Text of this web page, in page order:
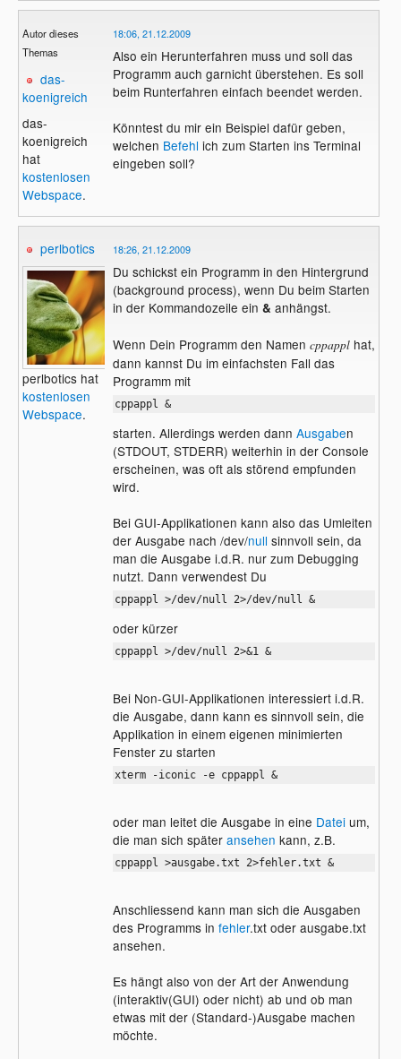
Autor dieses
Themas
das-
koenigreich
das-
koenigreich
hat
kostenlosen
Webspace.
18:06, 21.12.2009
Also ein Herunterfahren muss und soll das
Programm auch garnicht überstehen. Es soll
beim Runterfahren einfach beendet werden.
Könntest du mir ein Beispiel dafür geben,
welchen Befehl ich zum Starten ins Terminal
eingeben soll?
perlbotics
perlbotics hat
kostenlosen
Webspace.
18:26, 21.12.2009
Du schickst ein Programm in den Hintergrund
(background process), wenn Du beim Starten
in der Kommandozeile ein & anhängst.
Wenn Dein Programm den Namen cppapplhat,
dann kannst Du im einfachsten Fall das
Programm mit
cppappl &
starten. Allerdings werden dann Ausgaben
(STDOUT, STDERR) weiterhin in der Console
erscheinen, was oft als störend empfunden
wird.
Bei GUI-Applikationen kann also das Umleiten
der Ausgabe nach /dev/null sinnvoll sein, da
man die Ausgabe i.d.R. nur zum Debugging
nutzt. Dann verwendest Du
cppappl >/dev/null 2>/dev/null &
oder kürzer
cppappl >/dev/null 2>&1 &
Bei Non-GUI-Applikationen interessiert i.d.R.
die Ausgabe, dann kann es sinnvoll sein, die
Applikation in einem eigenen minimierten
Fenster zu starten
xterm -iconic -e cppappl &
oder man leitet die Ausgabe in eine Dateium,
die man sich später ansehen kann, z.B.
cppappl >ausgabe.txt 2>fehler.txt &
Anschliessend kann man sich die Ausgaben
des Programms in fehler.txt oder ausgabe.txt
ansehen.
Es hängt also von der Art der Anwendung
(interaktiv(GUI) oder nicht) ab und ob man
etwas mit der (Standard-)Ausgabe machen
möchte.